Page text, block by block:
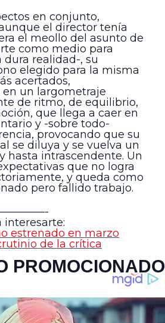
en conjunto,
el director tenía
el meollo del asunto de
como medio para
dura realidad-, su
elegido para la misma
acertados,
un largometraje
de ritmo, de equilibrio,
que llega a caer en
y -sobre todo-
provocando que su
se diluya y se vuelva un
hasta intrascendente. Un
que no logra
y queda como
pero fallido trabajo.
interesarte:
estrenado en marzo
de la crítica